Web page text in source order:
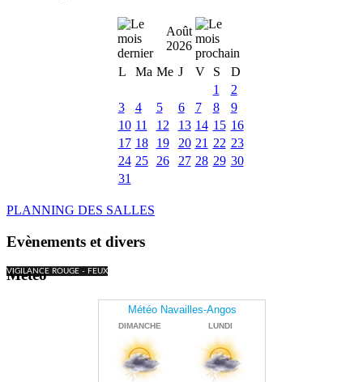
Août
2026
L
Ma Me J V S
D
1
2
3
4 5 6 7 8
9
10 11 12 13 14 15 16
17 18 19 20 21 22 23
24 25 26 27 28 29 30
31
PLANNING DES SALLES
Evènements et divers
VIGILANCE ROUGE - FEUX
Météo